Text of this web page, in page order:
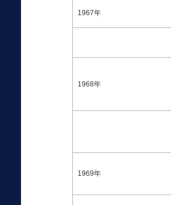
1967年
1968年
1969年